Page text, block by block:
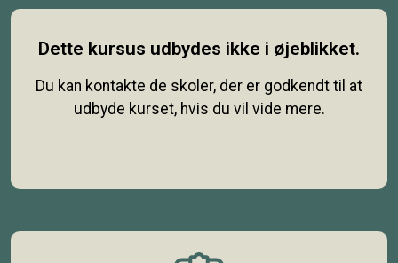
Dette kursus udbydes ikke i øjeblikket.
Du kan kontakte de skoler, der er godkendt til at
udbyde kurset, hvis du vil vide mere.